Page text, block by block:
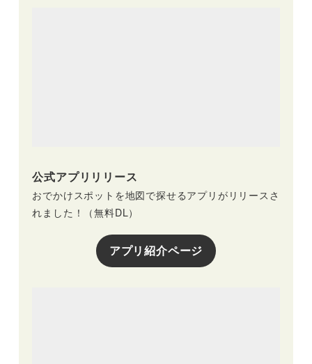
公式アプリリリース
おでかけスポットを地図で探せるアプリがリリースさ
れました！（無料DL）
アプリ紹介ページ